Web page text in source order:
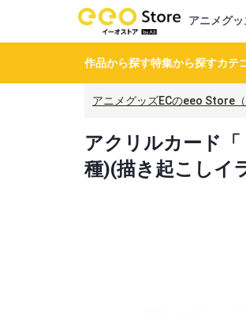
アニメグ
作品から探す特集から探すカテ
アニメグッズECのeeo Store（
アクリルカード
種)(描き起こしイ